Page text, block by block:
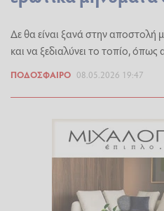
Δε θα είναι ξανά στην αποστολή
και να ξεδιαλύνει το τοπίο,
ΠΟΔΌΣΦΑΙΡΟ 08.05.2026 19:47